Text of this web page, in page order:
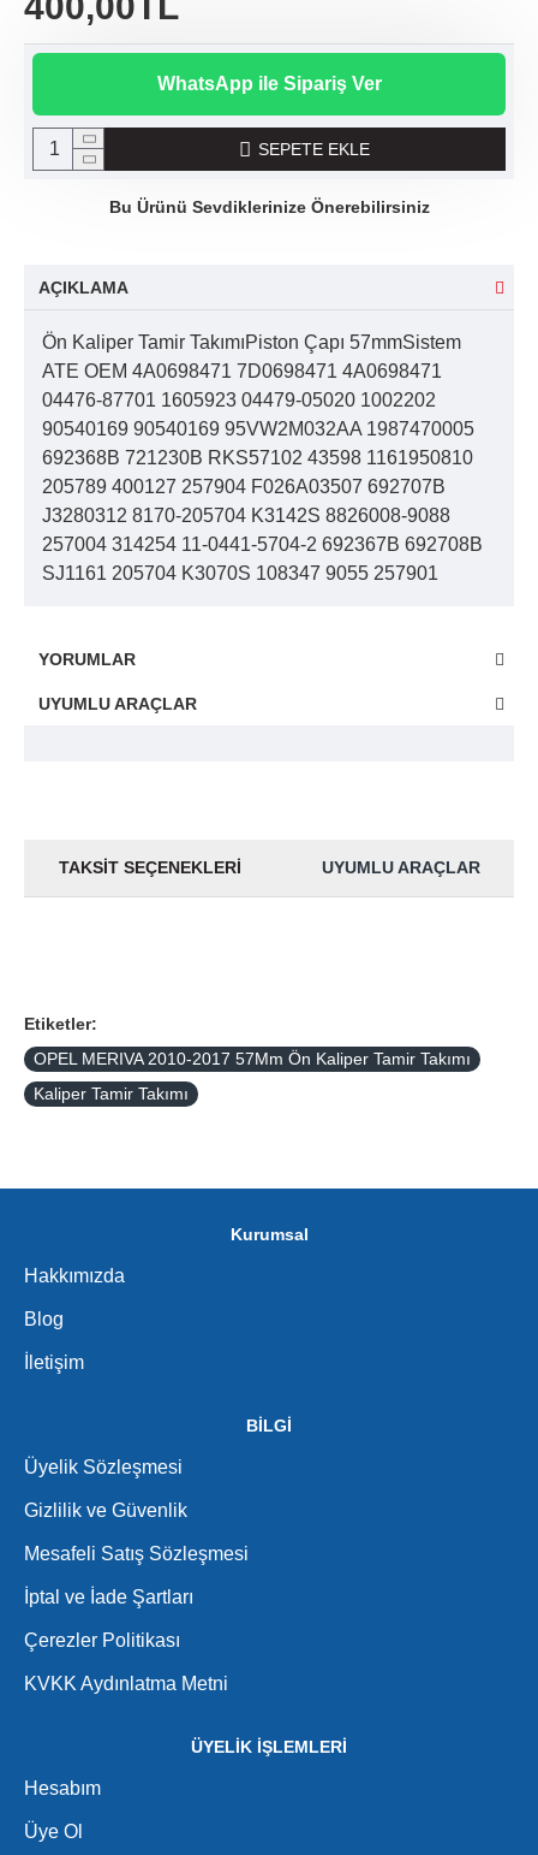
WhatsApp ile Sipariş Ver
SEPETE EKLE
Bu Ürünü Sevdiklerinize Önerebilirsiniz
AÇIKLAMA
Ön Kaliper Tamir TakımıPiston Çapı 57mmSistem
ATE OEM 4A0698471 7D0698471 4A0698471
04476-87701 1605923 04479-05020 1002202
90540169 90540169 95VW2M032AA 1987470005
692368B 721230B RKS57102 43598 1161950810
205789 400127 257904 F026A03507 692707B
J3280312 8170-205704 K3142S 8826008-9088
257004 314254 11-0441-5704-2 692367B 692708B
SJ1161 205704 K3070S 108347 9055 257901
YORUMLAR
UYUMLU ARAÇLAR
TAKSIT SEÇENEKLERI UYUMLU ARAÇLAR
Etiketler:
OPEL MERIVA 2010-2017 57Mm Ön Kaliper Tamir Takımı
Kaliper Tamir Takımı
Kurumsal
Hakkımızda
Blog
İletişim
BİLGİ
Üyelik Sözleşmesi
Gizlilik ve Güvenlik
Mesafeli Satış Sözleşmesi
İptal ve İade Şartları
Çerezler Politikası
KVKK Aydınlatma Metni
ÜYELİK İŞLEMLERİ
Hesabım
Üye Ol